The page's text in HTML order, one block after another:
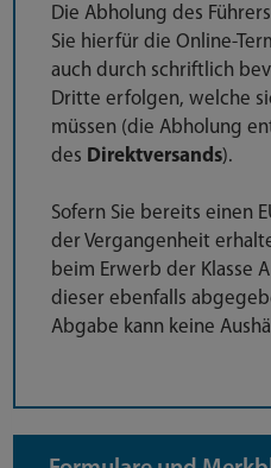
Die Abholung des
Sie hierfür die Online-
auch durch schriftlich
Dritte erfolgen, welche
müssen (die Abholung
des Direktversands).
Sofern Sie bereits einen
der Vergangenheit
beim Erwerb der Klasse
dieser ebenfalls
Abgabe kann keine